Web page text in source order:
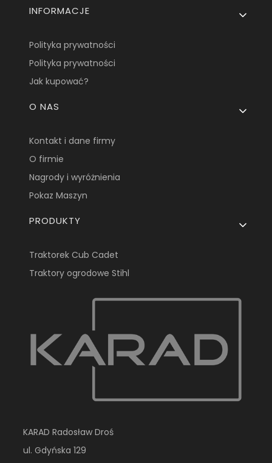
INFORMACJE
Polityka prywatności
Polityka prywatności
Jak kupować?
O NAS
Kontakt i dane firmy
O firmie
Nagrody i wyróżnienia
Pokaz Maszyn
PRODUKTY
Traktorek Cub Cadet
Traktory ogrodowe Stihl
KARAD Radosław Droś
ul. Gdyńska 129